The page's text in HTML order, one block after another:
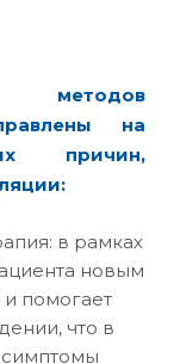
методов
на
причин,
в рамках
новым
помогает
что в
симптомы